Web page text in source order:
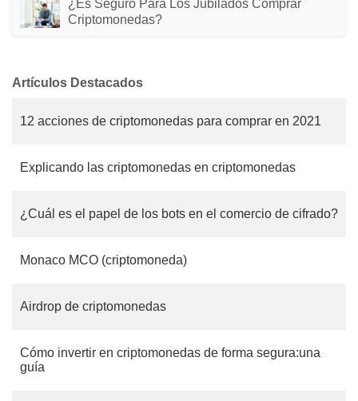
¿Es Seguro Para Los Jubilados Comprar
Criptomonedas?
Artículos Destacados
12 acciones de criptomonedas para comprar en 2021
Explicando las criptomonedas en criptomonedas
¿Cuál es el papel de los bots en el comercio de cifrado?
Monaco MCO (criptomoneda)
Airdrop de criptomonedas
Cómo invertir en criptomonedas de forma segura:una
guía